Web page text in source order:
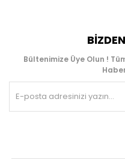
Bültenimize Üye Olun !